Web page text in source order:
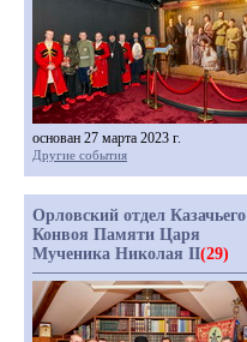
основан 27 марта 2023 г.
Другие события
Орловский отдел Казачьего
Конвоя Памяти Царя
Мученика Николая II(29)